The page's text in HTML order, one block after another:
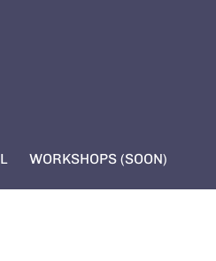
WORKSHOPS (SOON)